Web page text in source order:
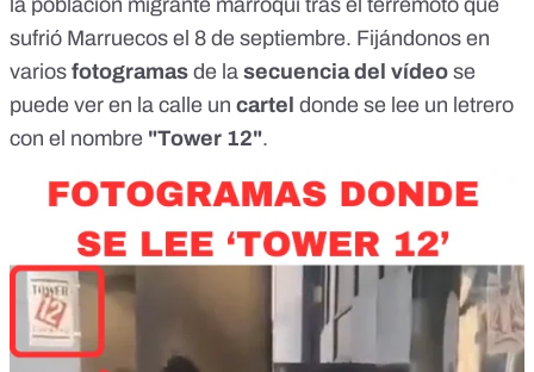
la población migrante marroquítras el terremoto que
sufrió Marruecos el 8 de septiembre. Fijándonos en
varios fotogramas de la secuencia del vídeo se
puede ver en la calle un cartel donde se lee un letrero
con el nombre "Tower 12".